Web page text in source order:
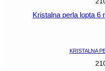
Kristalna perla lopta
KRISTALNA